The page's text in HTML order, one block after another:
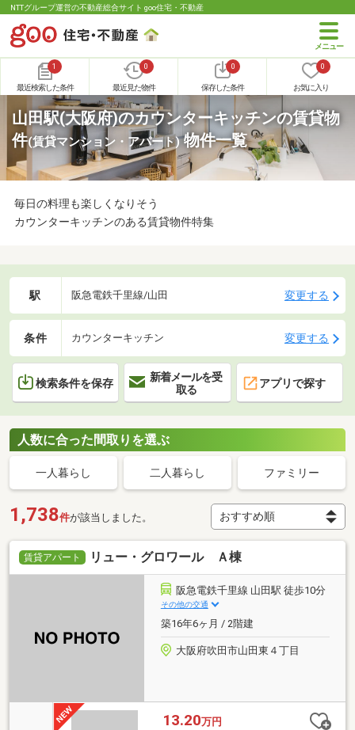
NTTグループ運営の不動産総合サイト goo住宅・不動産
1
最近検索した条件
0
最近見た物件
0
保存した条件
0
お気に入り
山田駅(大阪府)のカウンターキッチンの賃貸物
件(賃貸マンション・アパート)物件一覧
毎日の料理も楽しくなりそう
カウンターキッチンのある賃貸物件特集
駅 阪急電鉄千里線/山田 変更する
条件 カウンターキッチン 変更する
検索条件を保存
新着メールを受
取る
アプリで探す
人数に合った間取りを選ぶ
一人暮らし 二人暮らし ファミリー
1,738件が該当しました。
賃貸アパート リュー・グロワール Ａ棟
阪急電鉄千里線 山田駅 徒歩10分
その他の交通
築16年6ヶ月 / 2階建
大阪府吹田市山田東４丁目
13.20万円